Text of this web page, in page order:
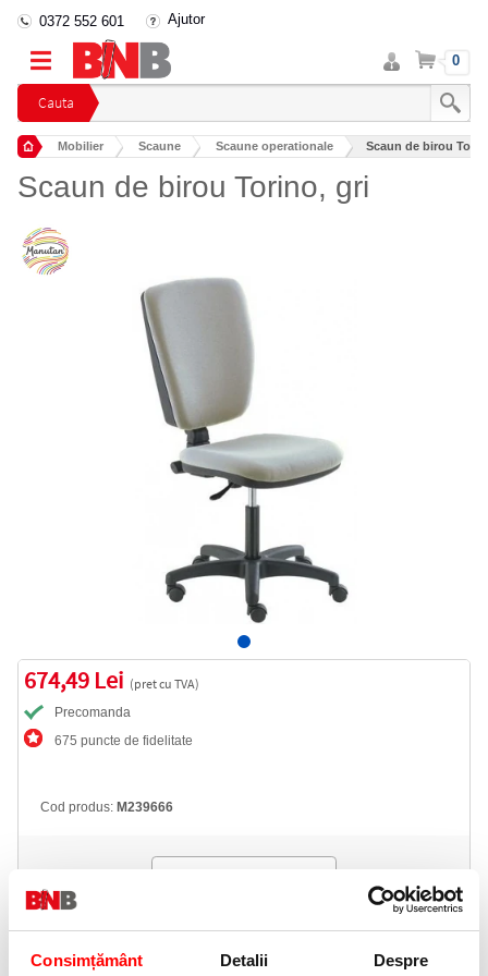
Consimțământ Detalii Despre
Cauta
0372 552 601 Ajutor
Intra
in
cont
Cos 0
Mobilier Scaune Scaune operationale Scaun de birou
Scaun de birou Torino, gri
674,49 Lei (pret cu TVA)
Precomanda
675 puncte de fidelitate
Cod produs: M239666
Telefon: